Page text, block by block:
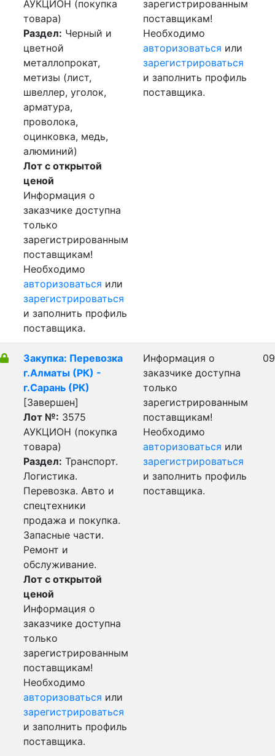
АУКЦИОН (покупка
товара)
Раздел: Черный и
цветной
металлопрокат,
метизы (лист,
швеллер, уголок,
арматура,
проволока,
оцинковка, медь,
алюминий)
Лот с открытой
ценой
Информация о
заказчике доступна
только
зарегистрированным
поставщикам!
Необходимо
авторизоваться или
зарегистрироваться
и заполнить профиль
поставщика.
зарегистрированным
поставщикам!
Необходимо
авторизоваться или
зарегистрироваться
и заполнить профиль
поставщика.
Закупка: Перевозка
г.Алматы (РК) -
г.Сарань (РК)
[Завершен]
Лот №: 3575
АУКЦИОН (покупка
товара)
Раздел: Транспорт.
Логистика.
Перевозка. Авто и
спецтехники
продажа и покупка.
Запасные части.
Ремонт и
обслуживание.
Лот с открытой
ценой
Информация о
заказчике доступна
только
зарегистрированным
поставщикам!
Необходимо
авторизоваться или
зарегистрироваться
и заполнить профиль
поставщика.
Информация о
заказчике доступна
только
зарегистрированным
поставщикам!
Необходимо
авторизоваться или
зарегистрироваться
и заполнить профиль
поставщика.